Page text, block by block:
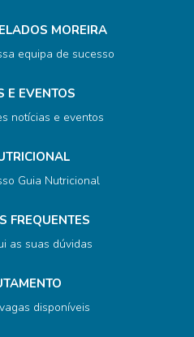
MOREIRA
equipa de sucesso
E EVENTOS
notícias e eventos
Guia Nutricional
FREQUENTES
as suas dúvidas
disponíveis